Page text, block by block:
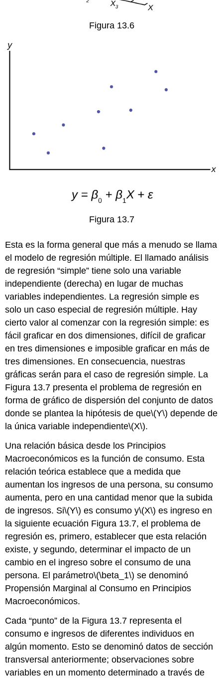
Figura 13.6
Figura 13.7
Esta es la forma general que más a menudo se llama
el modelo de regresión múltiple. El llamado análisis
de regresión “simple” tiene solo una variable
independiente (derecha) en lugar de muchas
variables independientes. La regresión simple es
solo un caso especial de regresión múltiple. Hay
cierto valor al comenzar con la regresión simple: es
fácil graficar en dos dimensiones, difícil de graficar
en tres dimensiones e imposible graficar en más de
tres dimensiones. En consecuencia, nuestras
gráficas serán para el caso de regresión simple. La
Figura 13.7 presenta el problema de regresión en
forma de gráfico de dispersión del conjunto de datos
donde se plantea la hipótesis de que\(Y\) depende de
la única variable independiente\(X\).
Una relación básica desde los Principios
Macroeconómicos es la función de consumo. Esta
relación teórica establece que a medida que
aumentan los ingresos de una persona, su consumo
aumenta, pero en una cantidad menor que la subida
de ingresos. Si\(Y\) es consumo y\(X\) es ingreso en
la siguiente ecuación Figura 13.7, el problema de
regresión es, primero, establecer que esta relación
existe, y segundo, determinar el impacto de un
cambio en el ingreso sobre el consumo de una
persona. El parámetro\(\beta_1\) se denominó
Propensión Marginal al Consumo en Principios
Macroeconómicos.
Cada “punto” de la Figura 13.7 representa el
consumo e ingresos de diferentes individuos en
algún momento. Esto se denominó datos de sección
transversal anteriormente; observaciones sobre
variables en un momento determinado a través de